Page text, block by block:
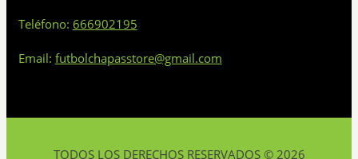
Teléfono: 666902195
Email: futbolchapasstore@gmail.com
TODOS LOS DERECHOS RESERVADOS © 2026